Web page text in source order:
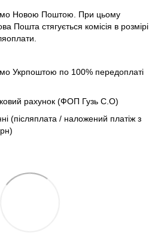
Новою Поштою. При цьому
Пошта стягується комісія в розмірі
Укрпоштою по 100% передоплаті
рахунок (ФОП Гузь С.О)
(післяплата / наложений платіж з